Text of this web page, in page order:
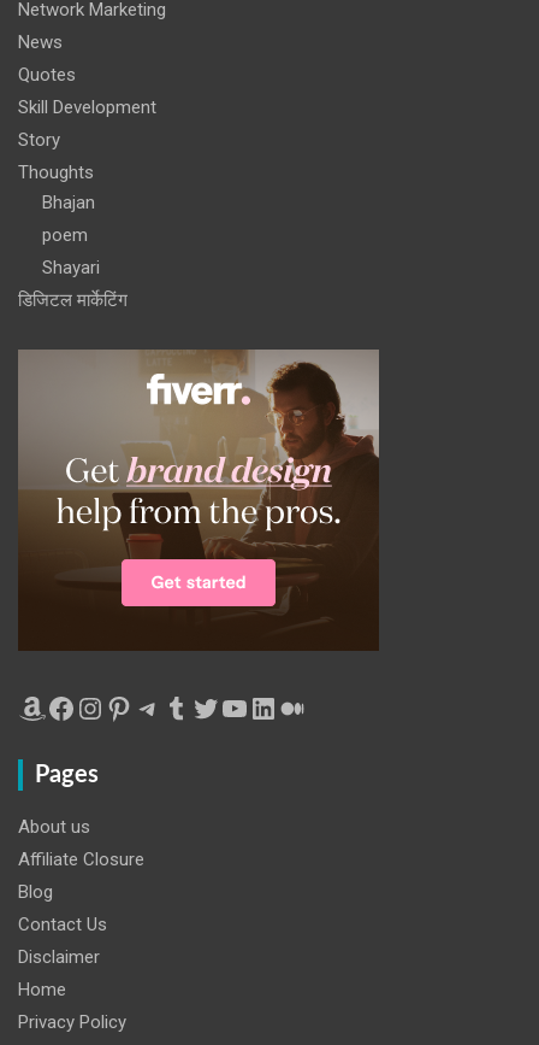
Network Marketing
News
Quotes
Skill Development
Story
Thoughts
Bhajan
poem
Shayari
डिजिटल मार्केटिंग
Amazon
Facebook
Instagram
Pinterest
Telegram
Tumblr
Twitter
YouTube
LinkedIn
Medium
Pages
About us
Affiliate Closure
Blog
Contact Us
Disclaimer
Home
Privacy Policy